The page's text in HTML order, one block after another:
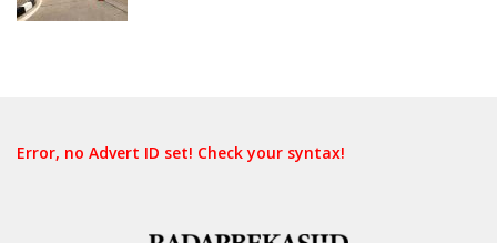
Error, no Advert ID set! Check your syntax!